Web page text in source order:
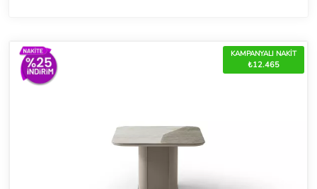
KAMPANYALI NAKİT
₺12.465